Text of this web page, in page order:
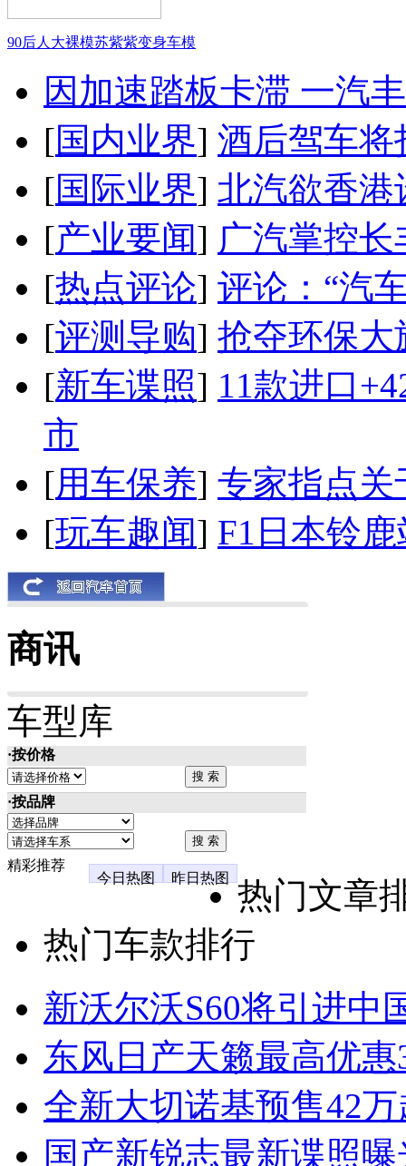
90后人大裸模苏紫紫变身车模
因加速踏板卡滞 一汽
[国内业界] 酒后驾车将
[国际业界] 北汽欲香港
[产业要闻] 广汽掌控
[热点评论] 评论：“汽
[评测导购] 抢夺环保大
[新车谍照] 11款进口
市
[用车保养] 专家指点关
[玩车趣闻] F1日本铃
商讯
车型库
·按价格
·按品牌
精彩推荐
今日热图
昨日热图
热门文章
热门车款排行
新沃尔沃S60将引进中
东风日产天籁最高优
全新大切诺基预售42
国产新锐志最新谍照